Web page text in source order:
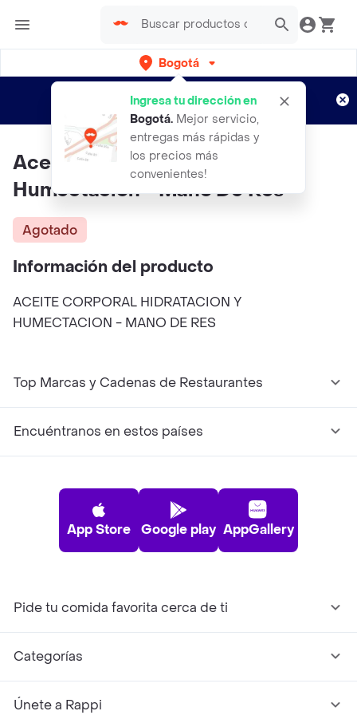
Bogotá
Ingresa tu dirección en
Bogotá. Mejor servicio,
entregas más rápidas y
los precios más
convenientes!
envíos gratis por semanas
Aplican TyC
Aceite Corporal Hidratacion Y
Humectacion - Mano De Res
Agotado
Información del producto
ACEITE CORPORAL HIDRATACION Y
HUMECTACION - MANO DE RES
Top Marcas y Cadenas de Restaurantes
Encuéntranos en estos países
App Store Google play AppGallery
Pide tu comida favorita cerca de ti
Categorías
Únete a Rappi